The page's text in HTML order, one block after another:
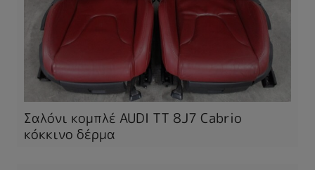
Σαλόνι κομπλέ AUDI TT 8J7 Cabrio
κόκκινο δέρμα